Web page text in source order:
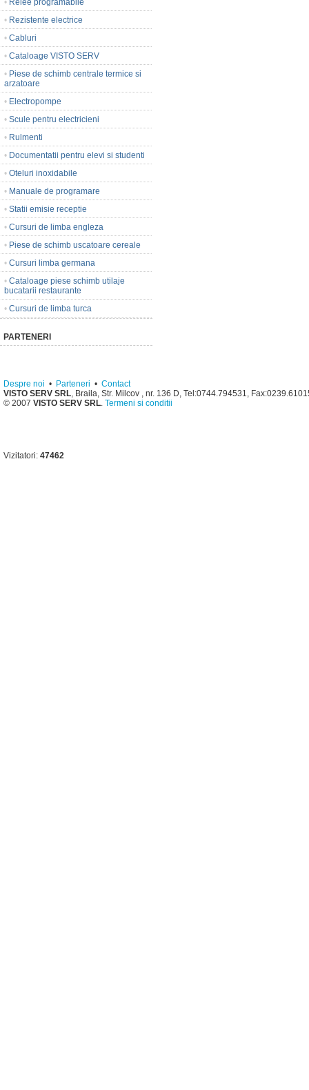
• Relee programabile
• Rezistente electrice
• Cabluri
• Cataloage VISTO SERV
• Piese de schimb centrale termice si
arzatoare
• Electropompe
• Scule pentru electricieni
• Rulmenti
• Documentatii pentru elevi si studenti
• Oteluri inoxidabile
• Manuale de programare
• Statii emisie receptie
• Cursuri de limba engleza
• Piese de schimb uscatoare cereale
• Cursuri limba germana
• Cataloage piese schimb utilaje
bucatarii restaurante
• Cursuri de limba turca
PARTENERI
Despre noi • Parteneri • Contact
VISTO SERV SRL, Braila, Str. Milcov , nr. 136 D, Tel:0744.794531,
© 2007 VISTO SERV SRL. Termeni si conditii
Vizitatori: 47462